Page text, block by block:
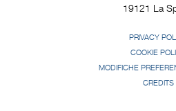
19121 La
PRIVACY
COOKIE
MODIFICHE
CREDITS